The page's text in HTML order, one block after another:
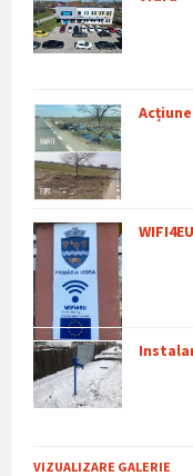
WIFI4EU
VIZUALIZARE GALERIE